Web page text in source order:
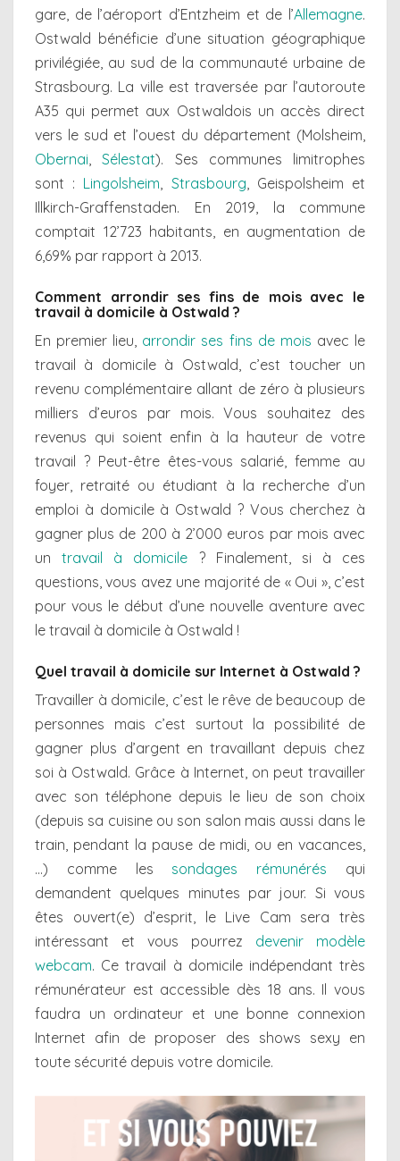
gare, de l’aéroport d’Entzheim et de l’Allemagne.
Ostwald bénéficie d’une situation géographique
privilégiée, au sud de la communauté urbaine de
Strasbourg. La ville est traversée par l’autoroute
A35 qui permet aux Ostwaldois un accès direct
vers le sud et l’ouest du département (Molsheim,
Obernai,Sélestat). Ses communes limitrophes
sont : Lingolsheim, Strasbourg, Geispolsheim et
Illkirch-Graffenstaden. En 2019, la commune
comptait 12’723 habitants, en augmentation de
6,69% par rapport à 2013.
Comment arrondir ses fins de mois avec le
travail à domicile à Ostwald ?
En premier lieu, arrondir ses fins de mois avec le
travail à domicile à Ostwald, c’est toucher un
revenu complémentaire allant de zéro à plusieurs
milliers d’euros par mois. Vous souhaitez des
revenus qui soient enfin à la hauteur de votre
travail ? Peut-être êtes-vous salarié, femme au
foyer, retraité ou étudiant à la recherche d’un
emploi à domicile à Ostwald ? Vous cherchez à
gagner plus de 200 à 2’000 euros par mois avec
untravail à domicile ? Finalement, si à ces
questions, vous avez une majorité de « Oui », c’est
pour vous le début d’une nouvelle aventure avec
le travail à domicile à Ostwald !
Quel travail à domicile sur Internet à Ostwald ?
Travailler à domicile, c’est le rêve de beaucoup de
personnes mais c’est surtout la possibilité de
gagner plus d’argent en travaillant depuis chez
soi à Ostwald. Grâce à Internet, on peut travailler
avec son téléphone depuis le lieu de son choix
(depuis sa cuisine ou son salon mais aussi dans le
train, pendant la pause de midi, ou en vacances,
…) comme les sondages rémunérés qui
demandent quelques minutes par jour. Si vous
êtes ouvert(e) d’esprit, le Live Cam sera très
intéressant et vous pourrez devenir modèle
webcam. Ce travail à domicile indépendant très
rémunérateur est accessible dès 18 ans. Il vous
faudra un ordinateur et une bonne connexion
Internet afin de proposer des shows sexy en
toute sécurité depuis votre domicile.